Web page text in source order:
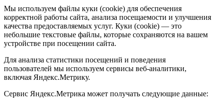
Мы используем файлы куки (cookie) для обеспечения
корректной работы сайта, анализа посещаемости и улучшения
качества предоставляемых услуг. Куки (cookie) — это
небольшие текстовые файлы, которые сохраняются на вашем
устройстве при посещении сайта.
Для анализа статистики посещений и поведения
пользователей мы используем сервисы веб-аналитики,
включая Яндекс.Метрику.
Сервис Яндекс.Метрика может получать следующие данные: